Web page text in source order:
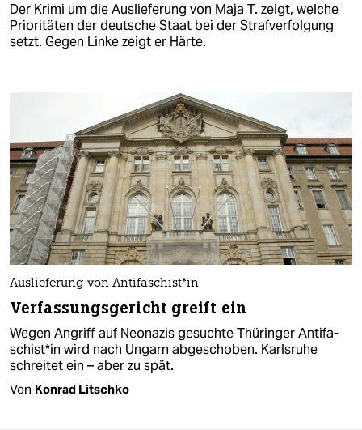
Der Krimi um die Auslieferung von Maja T. zeigt, welche
Prioritäten der deutsche Staat bei der Strafverfolgung
setzt. Gegen Linke zeigt er Härte.
Auslieferung von An­ti­fa­schis­t*in
Verfassungsgericht greift ein
Wegen Angriff auf Neonazis gesuchte Thüringer An­ti­fa­
schis­t*in wird nach Ungarn abgeschoben. Karlsruhe
schreitet ein – aber zu spät.
Von Konrad Litschko